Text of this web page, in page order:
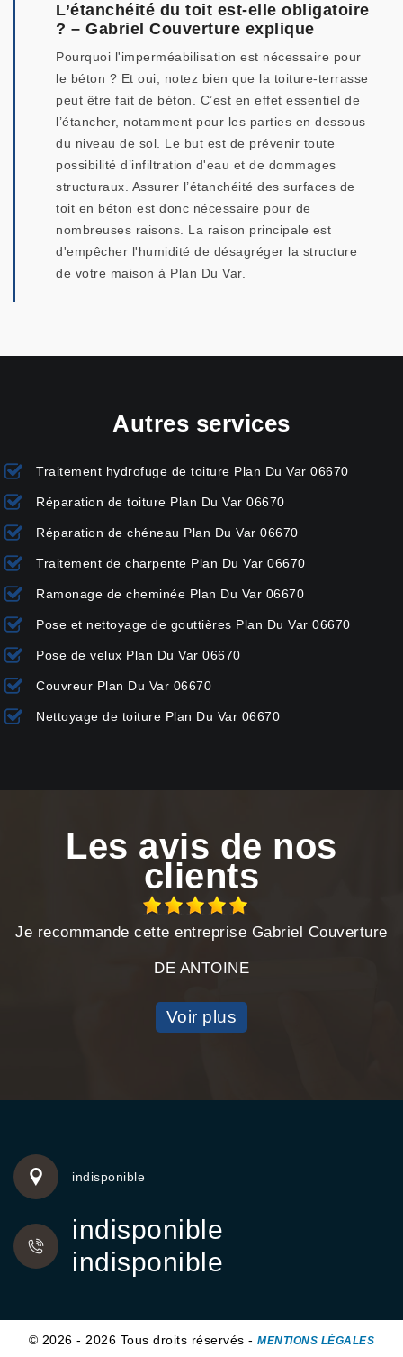
L’étanchéité du toit est-elle obligatoire
? – Gabriel Couverture explique
Pourquoi l'imperméabilisation est nécessaire pour
le béton ? Et oui, notez bien que la toiture-terrasse
peut être fait de béton. C’est en effet essentiel de
l’étancher, notamment pour les parties en dessous
du niveau de sol. Le but est de prévenir toute
possibilité d’infiltration d'eau et de dommages
structuraux. Assurer l’étanchéité des surfaces de
toit en béton est donc nécessaire pour de
nombreuses raisons. La raison principale est
d'empêcher l'humidité de désagréger la structure
de votre maison à Plan Du Var.
Autres services
Traitement hydrofuge de toiture Plan Du Var 06670
Réparation de toiture Plan Du Var 06670
Réparation de chéneau Plan Du Var 06670
Traitement de charpente Plan Du Var 06670
Ramonage de cheminée Plan Du Var 06670
Pose et nettoyage de gouttières Plan Du Var 06670
Pose de velux Plan Du Var 06670
Couvreur Plan Du Var 06670
Nettoyage de toiture Plan Du Var 06670
Les avis de nos
clients
Je recommande cette entreprise Gabriel Couverture
DE ANTOINE
Voir plus
indisponible
indisponible
indisponible
© 2026 - 2026 Tous droits réservés -MENTIONS LÉGALES